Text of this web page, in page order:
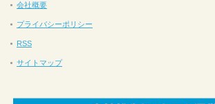
会社概要
プライバシーポリシー
RSS
サイトマップ